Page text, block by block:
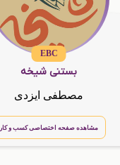
EBC
بستنی شیخه
مصطفی ایزدی
مشاهده صفحه اختصاصی کسب و کار